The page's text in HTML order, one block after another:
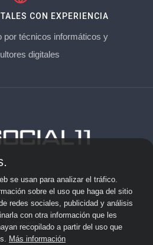
CON EXPERIENCIA
por técnicos informáticos y
digitales
Legal
Privacidad
Cookies
se usan para analizar el tráfico.
sobre el uso que haga del sitio
redes sociales, publicidad y análisis
con otra información que les
recopilado a partir del uso que
Más información